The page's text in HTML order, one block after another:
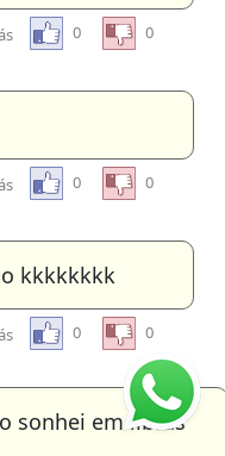
0 0
0 0
kkkkkkkk
0 0
sonhei em libras